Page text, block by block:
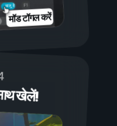
चालू है
मॉड टॉगल करें
खेलें!